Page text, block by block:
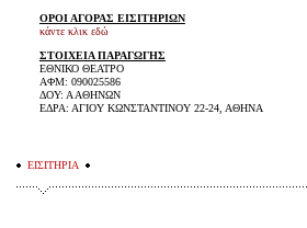
ΟΡΟΙ ΑΓΟΡΑΣ ΕΙΣΙΤΗΡΙΩΝ
κάντε κλικ εδώ
ΣΤΟΙΧΕΙΑ ΠΑΡΑΓΩΓΗΣ
ΕΘΝΙΚΟ ΘΕΑΤΡΟ
ΑΦΜ: 090025586
ΔΟΥ: Α ΑΘΗΝΩΝ
ΕΔΡΑ: ΑΓΙΟΥ ΚΩΝΣΤΑΝΤΙΝΟΥ 22-24, ΑΘΗΝΑ
ΕΙΣΙΤΗΡΙΑ